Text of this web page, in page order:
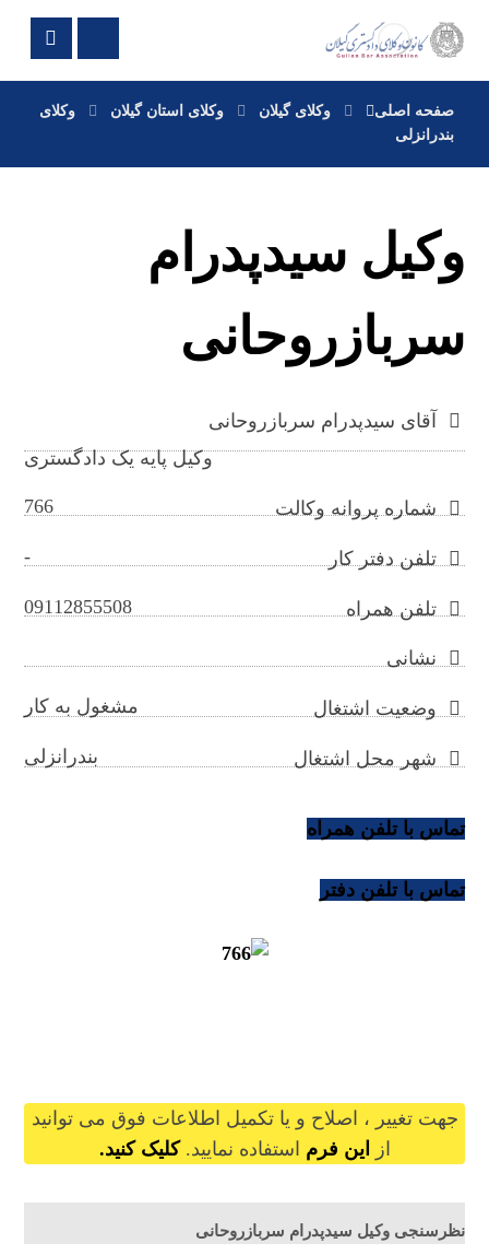
صفحه اصلی وکلای گیلان وکلای استان گیلان
وکلای
بندرانزلی
وکیل سیدپدرام
سربازروحانی
آقای سیدپدرام سربازروحانی
وکیل پایه یک دادگستری
شماره پروانه وکالت 766
تلفن دفتر کار -
تلفن همراه 09112855508
نشانی
وضعیت اشتغال مشغول به کار
شهر محل اشتغال بندرانزلی
تماس با تلفن همراه
تماس با تلفن دفتر
جهت تغییر ، اصلاح و یا تکمیل اطلاعات فوق می توانید
از
این فرم استفاده نمایید. کلیک کنید.
نظرسنجی وکیل سیدپدرام سربازروحانی